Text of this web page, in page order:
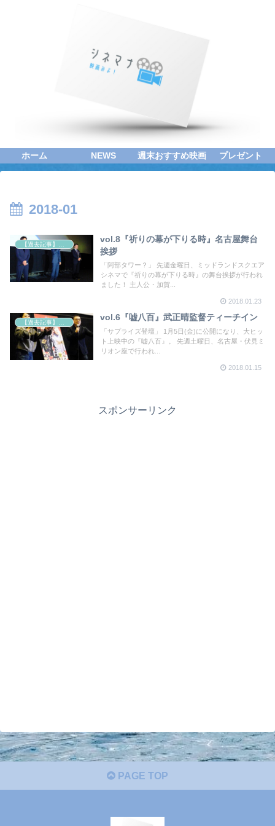
ホーム NEWS 週末おすすめ映画 プレゼント
2018-01
vol.8『祈りの幕が下りる時』名古屋舞台
挨拶
「阿部タワー？」 先週金曜日、ミッドランドスクエア
シネマで『祈りの幕が下りる時』の舞台挨拶が行われ
ました！ 主人公・加賀...
2018.01.23
【過去記事】シネマクエスト「神取恭子のシネマコラム」
vol.6『嘘八百』武正晴監督ティーチイン
「サプライズ登壇」 1月5日(金)に公開になり、大ヒッ
ト上映中の『嘘八百』。 先週土曜日、名古屋・伏見ミ
リオン座で行われ...
2018.01.15
スポンサーリンク
PAGE TOP